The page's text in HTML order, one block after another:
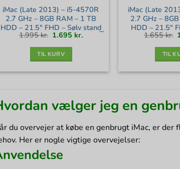
iMac (Late 2013) – i5-4570R
2.7 GHz – 8GB RAM – 1 TB
HDD – 21.5″ FHD – Sølv stand
1.995kr. Den
oprindelige
pris
1.695 kr.Den
aktuelle
pris
TIL KURV
iMac (Late
2.7 GHz –
HDD – 21.5″
1.655kr.
TIL
vælger jeg en
du overvejer at købe en genbrugt iMac, er
Her er nogle vigtige overvejelser: